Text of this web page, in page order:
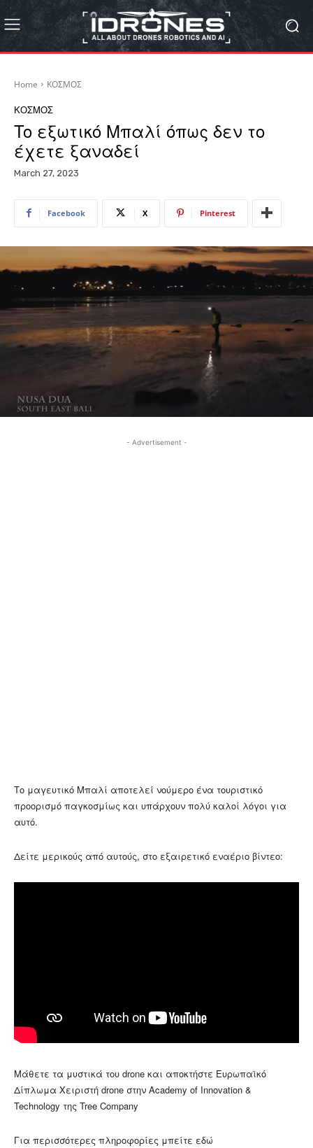
Home ΚΟΣΜΟΣ
ΚΟΣΜΟΣ
To εξωτικό Μπαλί όπως δεν το
έχετε ξαναδεί
March 27, 2023
Facebook X Pinterest
- Advertisement -
Το μαγευτικό Μπαλί αποτελεί νούμερο ένα τουριστικό
προορισμό παγκοσμίως και υπάρχουν πολύ καλοί λόγοι για
αυτό.
Δείτε μερικούς από αυτούς, στο εξαιρετικό εναέριο βίντεο:
Μάθετε τα μυστικά του drone και αποκτήστε Ευρωπαϊκό
Δίπλωμα Χειριστή drone στην Αcademy of Innovation &
Technology της Tree Company
Για περισσότερες πληροφορίες μπείτε εδώ